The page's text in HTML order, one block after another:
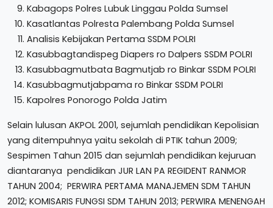
Kabagops Polres Lubuk Linggau Polda Sumsel
Kasatlantas Polresta Palembang Polda Sumsel
Analisis Kebijakan Pertama SSDM POLRI
Kasubbagtandispeg Diapers ro Dalpers SSDM POLRI
Kasubbagmutbata Bagmutjab ro Binkar SSDM POLRI
Kasubbagmutjabpama ro Binkar SSDM POLRI
Kapolres Ponorogo Polda Jatim
Selain lulusan AKPOL 2001, sejumlah pendidikan Kepolisian
yang ditempuhnya yaitu sekolah di PTIK tahun 2009;
Sespimen Tahun 2015 dan sejumlah pendidikan kejuruan
diantaranya pendidikan JUR LAN PA REGIDENT RANMOR
TAHUN 2004; PERWIRA PERTAMA MANAJEMEN SDM TAHUN
2012; KOMISARIS FUNGSI SDM TAHUN 2013; PERWIRA MENENGAH